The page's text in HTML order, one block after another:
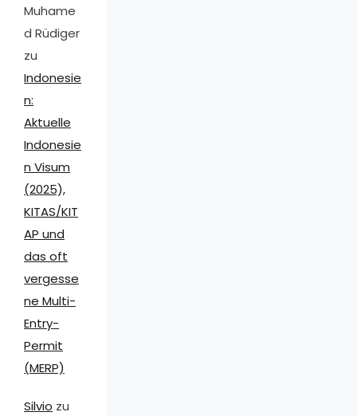
Muhame
d Rüdiger
zu
Indonesie
n:
Aktuelle
Indonesie
n Visum
(2025),
KITAS/KIT
AP und
das oft
vergesse
ne Multi-
Entry-
Permit
(MERP)
Silvio zu